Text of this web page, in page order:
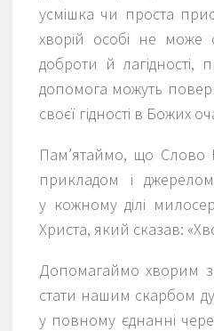
усмішка чи проста
хворій особі не може
доброти й лагідності,
допомога можуть
своєї гідності в Божих
Пам’ятаймо, що Слово
прикладом і
у кожному ділі
Христа, який сказав:
Допомагаймо хворим
стати нашим скарбом
у повному єднанні